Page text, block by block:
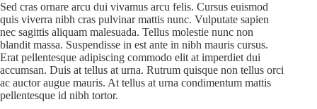
Sed cras ornare arcu dui vivamus arcu felis. Cursus euismod
quis viverra nibh cras pulvinar mattis nunc. Vulputate sapien
nec sagittis aliquam malesuada. Tellus molestie nunc non
blandit massa. Suspendisse in est ante in nibh mauris cursus.
Erat pellentesque adipiscing commodo elit at imperdiet dui
accumsan. Duis at tellus at urna. Rutrum quisque non tellus orci
ac auctor augue mauris. At tellus at urna condimentum mattis
pellentesque id nibh tortor.